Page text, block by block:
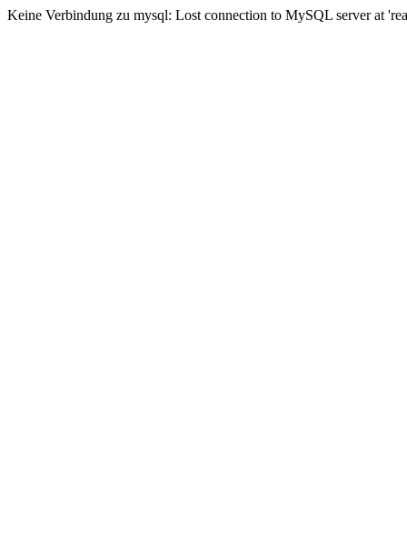
Keine Verbindung zu mysql: Lost connection to MySQL server at